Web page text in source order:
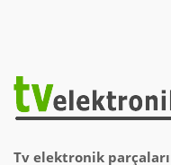
Tv elektronik